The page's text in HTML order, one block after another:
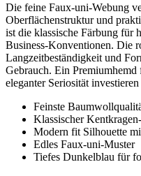
Die feine Faux-uni-Webung
Oberflächenstruktur und
ist die klassische Färbung für
Business-Konventionen. Die
Langzeitbeständigkeit und
Gebrauch. Ein
eleganter Seriosität
Feinste
Klassischer
Modern fit Silhouette
Edles Faux-uni-Muster
Tiefes Dunkelblau für